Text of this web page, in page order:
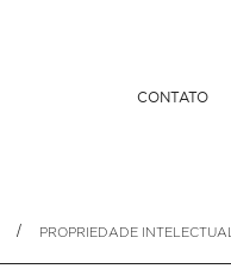
CONTATO
/ PROPRIEDADE INTELECTUAL